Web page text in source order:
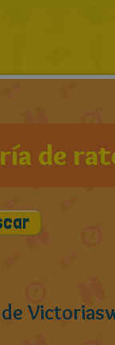
de